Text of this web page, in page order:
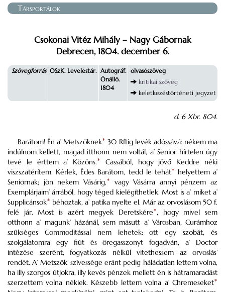
Társportálok
Csokonai Vitéz Mihály – Nagy Gábornak
Debrecen, 1804. december 6.
Szövegforrás OSzK. Levelestár. Autográf.
Önálló.
1804
olvasószöveg
kritikai szöveg
keletkezéstörténeti jegyzet
d. 6 Xbr. 804.
Barátom! Én a’ Metszőknek* 30 Rftig levék adóssává: nékem ma
indúlnom kellett, magad itthonn nem voltál, a’ Senior hírtelen úgy
tevé le érttem a’ Közöns.*
Cassából, hogy jövő Keddre néki
viszszatérítem. Kérlek, Édes Barátom, tedd le tehát*
helyettem a’
Seniornak; jön nekem Vásárig,*
vagy Vásárra annyi pénzem az
Exemplárjaim’ árrából, hogy téged kielégíthetlek. Most is a’ miket a’
Supplicánsok* béhoztak, a’ patika nyelte el. Már az orvoslásom 50 f.
felé jár.Most is azért megyek Deretskére*, hogy mivel sem
otthonn a’ magunk’ házánál, sem másutt a’ Városban, Curámhoz
szűkséges Commoditással nem lehetek: ott egy szobát, és
szolgálatomra egy fiút és öregasszonyt fogadván, a’ Doctor
intézése szerént, fogyatkozás nélkűl vitethessem az orvoslás’
rendét. A’ Metszők’ szívessége eránt pedig háládatlan lettem volna,
ha illy szorgos útjokra, illy kevés pénzek mellett én is hátramaradást
szerzettem volna nékiek. Készebb lettem volna a’ Chremeseket*